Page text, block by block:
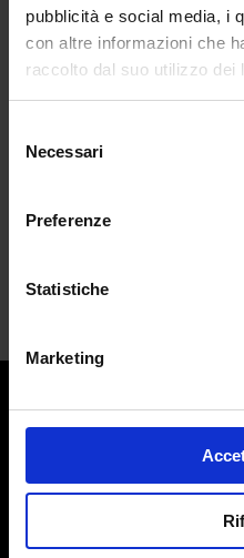
pubblicità e social media, i
con altre informazioni che
raccolto dal suo utilizzo dei
delNecessari
Preferenze
Statistiche
Marketing
Perché si celebra la
cyberbullismo
daValentina Borrazzi
Alcuni spunti per
Logo ADLMag è stato